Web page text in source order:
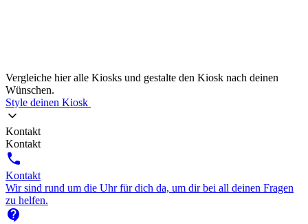
Vergleiche hier alle Kiosks und gestalte den Kiosk nach deinen
Wünschen.
Style deinen Kiosk
Kontakt
Kontakt
call
Kontakt
Wir sind rund um die Uhr für dich da, um dir bei all deinen Fragen
zu helfen.
contact_support